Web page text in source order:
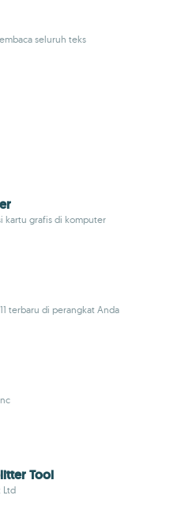
seluruh teks
kartu grafis di komputer
terbaru di perangkat Anda
Tool
Ltd